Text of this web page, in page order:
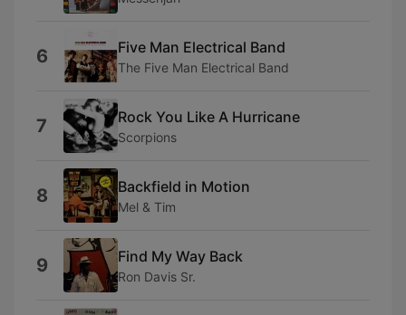
6 Five Man Electrical Band
The Five Man Electrical Band
7 Rock You Like A Hurricane
Scorpions
8 Backfield in Motion
Mel & Tim
9 Find My Way Back
Ron Davis Sr.